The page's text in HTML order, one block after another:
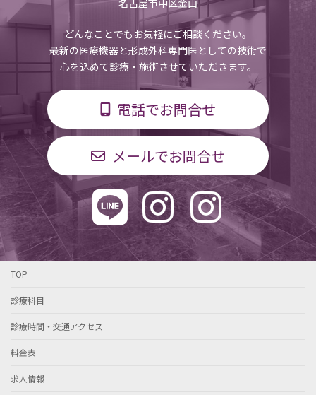
どんなことでもお気軽にご相談ください。
最新の医療機器と形成外科専門医としての技術で
心を込めて診療・施術させていただきます。
電話でお問合せ
メールでお問合せ
TOP
診療科目
診療時間・交通アクセス
料金表
求人情報